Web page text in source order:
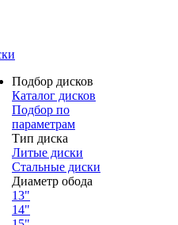
Подбор дисков
Каталог дисков
Подбор по
параметрам
Тип диска
Литые диски
Стальные диски
Диаметр обода
13"
14"